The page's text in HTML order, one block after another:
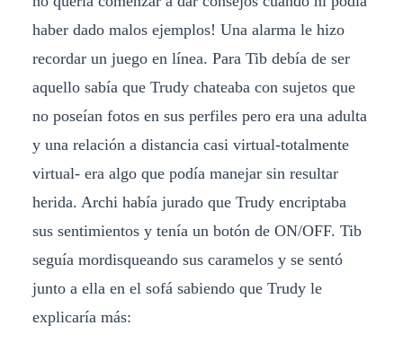
haber dado malos ejemplos! Una alarma le hizo
recordar un juego en línea. Para Tib debía de ser
aquello sabía que Trudy chateaba con sujetos que
no poseían fotos en sus perfiles pero era una adulta
y una relación a distancia casi virtual-totalmente
virtual- era algo que podía manejar sin resultar
herida. Archi había jurado que Trudy encriptaba
sus sentimientos y tenía un botón de ON/OFF. Tib
seguía mordisqueando sus caramelos y se sentó
junto a ella en el sofá sabiendo que Trudy le
explicaría más: